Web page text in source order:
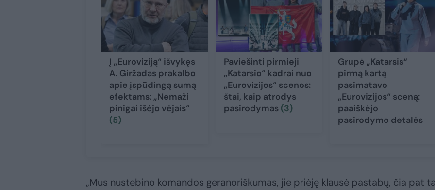
Į „Euroviziją“ išvykęs
A. Giržadas prakalbo
apie įspūdingą sumą
efektams: „Nemaži
pinigai išėjo vėjais“
(5)
Paviešinti pirmieji
„Katarsio“ kadrai nuo
„Eurovizijos“ scenos:
štai, kaip atrodys
pasirodymas (3)
Grupė „Katarsis“
pirmą kartą
pasimatavo
„Eurovizijos“ sceną:
paaiškėjo
pasirodymo detalės
„Mus nustebino komandos geranoriškumas, jie priėję klausė pastabų, čia pat